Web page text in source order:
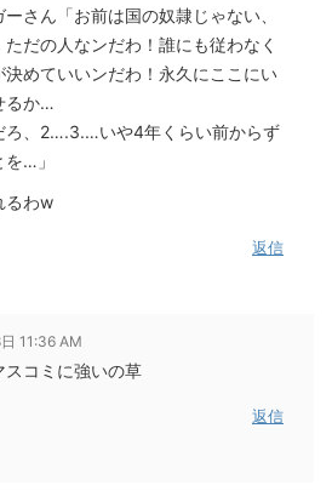
さん「お前は国の奴隷じゃない、
だの人なンだわ！誰にも従わなく
決めていいンだわ！永久にここにい
るか…
ろ、2….3.…いや4年くらい前からず
…」
るわw
返信
11:36 AM
スコミに強いの草
返信